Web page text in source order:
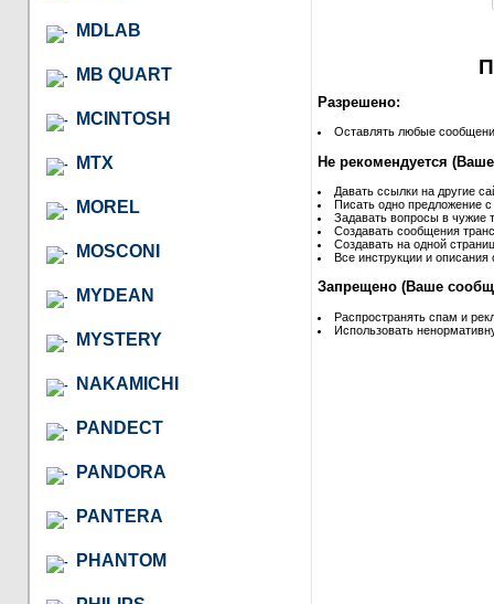
MDLAB
MB QUART
MCINTOSH
MTX
MOREL
MOSCONI
MYDEAN
MYSTERY
NAKAMICHI
PANDECT
PANDORA
PANTERA
PHANTOM
Разрешено:
Оставлять любые
Не рекомендуется
Давать ссылки на другие
Писать одно предложение
Задавать вопросы в чужие
Создавать сообщения
Создавать на одной
Все инструкции и описания
Запрещено (Ваше
Распространять спам и
Использовать